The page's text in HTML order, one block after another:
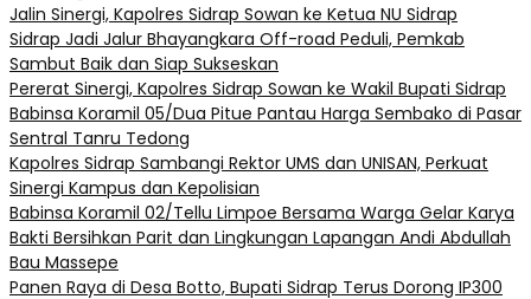
Jalin Sinergi, Kapolres Sidrap Sowan ke Ketua NU Sidrap
Sidrap Jadi Jalur Bhayangkara Off-road Peduli, Pemkab
Sambut Baik dan Siap Sukseskan
Pererat Sinergi, Kapolres Sidrap Sowan ke Wakil Bupati Sidrap
Babinsa Koramil 05/Dua Pitue Pantau Harga Sembako di Pasar
Sentral Tanru Tedong
Kapolres Sidrap Sambangi Rektor UMS dan UNISAN, Perkuat
Sinergi Kampus dan Kepolisian
Babinsa Koramil 02/Tellu Limpoe Bersama Warga Gelar Karya
Bakti Bersihkan Parit dan Lingkungan Lapangan Andi Abdullah
Bau Massepe
Panen Raya di Desa Botto, Bupati Sidrap Terus Dorong IP300